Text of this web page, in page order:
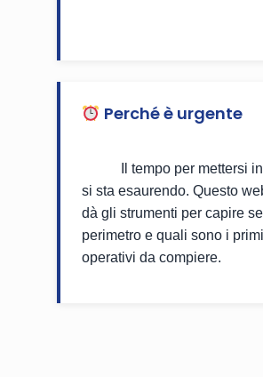
Perché è urgente
Il tempo per mettersi
si sta esaurendo. Questo
dà gli strumenti per capire
perimetro e quali sono i
operativi da compiere.